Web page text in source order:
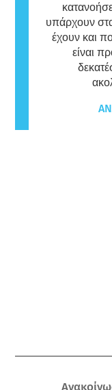
υπάρχουν
έχουν και
είναι